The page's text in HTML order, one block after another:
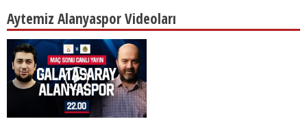
Aytemiz Alanyaspor Videoları